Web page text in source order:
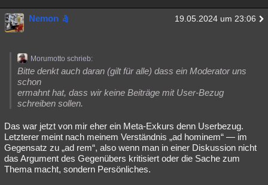
Nemon 19.05.2024 um 23:06
Morumotto schrieb:
Bitte denkt auch daran (gilt für alle) dass ein Moderator uns
schon
ermahnt hat, dass wir keine Beiträge mit User-Bezug
schreiben sollen.
Das war jetzt von mir eher ein Meta-Exkurs denn Userbezug.
Letzterer meint nach meinem Verständnis „ad hominem“ — im
Gegensatz zu „ad rem“, also wenn man in einer Diskussion nicht
das Argument des Gegenübers kritisiert oder die Sache zum
Thema macht, sondern Persönliches.